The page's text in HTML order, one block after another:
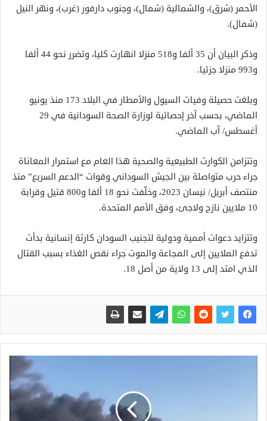
الأحمر (شرق)، والشمالية (شمال)، وجنوب دارفور (غرب)، ونهر النيل
(شمال).
وذكر البيان أن 35 ألفا و518 منزلا انهارت كليا، وتضرر نحو 44 ألفا
و993 منزلا جزئيا.
وبلغت حصيلة وفيات السيول والأمطار في البلاد 173 منذ يونيو
الماضي، بحسب آخر إحصائية لوزارة الصحة السودانية في 29
أغسطس/ آب الماضي.
وتتزامن الكوارث الطبيعية والصحية هذا العام مع استمرار المعاناة
جراء حرب متواصلة بين الجيش السوداني وقوات “الدعم السريع” منذ
منتصف أبريل/ نيسان 2023، وخلّفت نحو 18 ألفا و800 قتيل وقرابة
10 ملايين نازح ولاجئ، وفق الأمم المتحدة.
وتتزايد دعوات أممية ودولية لتجنيب السودان كارثة إنسانية بدأت
تدفع الملايين إلى المجاعة والموت جراء نقص الغذاء بسبب القتال
الذي امتد إلى 13 ولاية من أصل 18.